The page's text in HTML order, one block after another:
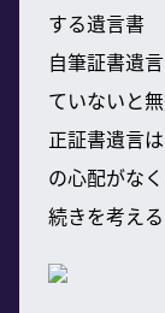
する遺言書
自筆証書遺
ていないと
正証書遺言
の心配がな
続きを考え